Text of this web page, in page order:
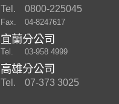
Tel.
0800-225045
Fax. 04-8247617
宜蘭分公司
Tel. 03-958 4999
高雄分公司
Tel. 07-373 3025